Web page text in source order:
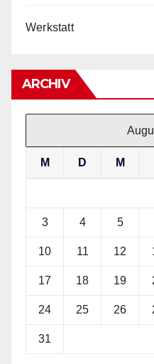
Werkstatt
ARCHIV
M D M
3 4 5
10 11 12
17 18 19
24 25 26
31